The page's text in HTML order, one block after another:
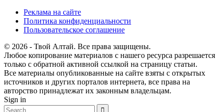
Реклама на сайте
Политика конфиденциальности
Пользовательское соглашение
© 2026 - Твой Алтай. Все права защищены.
Любое копирование материалов с нашего ресурса разрешается
только с обратной активной ссылкой на страницу статьи.
Все материалы опубликованные на сайте взяты с открытых
источников и других порталов интернета, все права на
авторство принадлежат их законным владельцам.
Sign in